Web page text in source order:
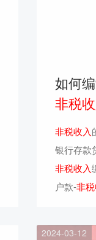
如何
非税
非税收入
银行存款
非税收入
户款-非
2024-03-12